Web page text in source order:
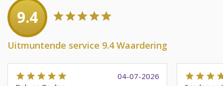
9.4
Uitmuntende service 9.4 Waardering
04-07-2026